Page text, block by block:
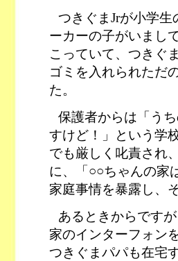
つきぐまJrが小学
ーカーの子がいまし
こっていて、つきぐ
ゴミを入れられただ
た。
保護者からは「う
すけど！」という学
でも厳しく叱責され
に、「○○ちゃんの家
家庭事情を暴露し、
あるときからです
家のインターフォン
つきぐまパパも在宅